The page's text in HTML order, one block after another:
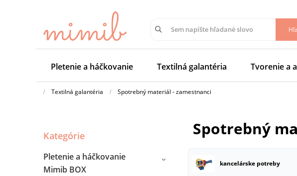
Pletenie a háčkovanie Textilná galantéria Tvorenie a
Textilná galantéria Spotrebný materiál - zamestnanci
Kategórie
Pletenie a háčkovanie
Mimib BOX
Spotrebný
kancelárske potreby